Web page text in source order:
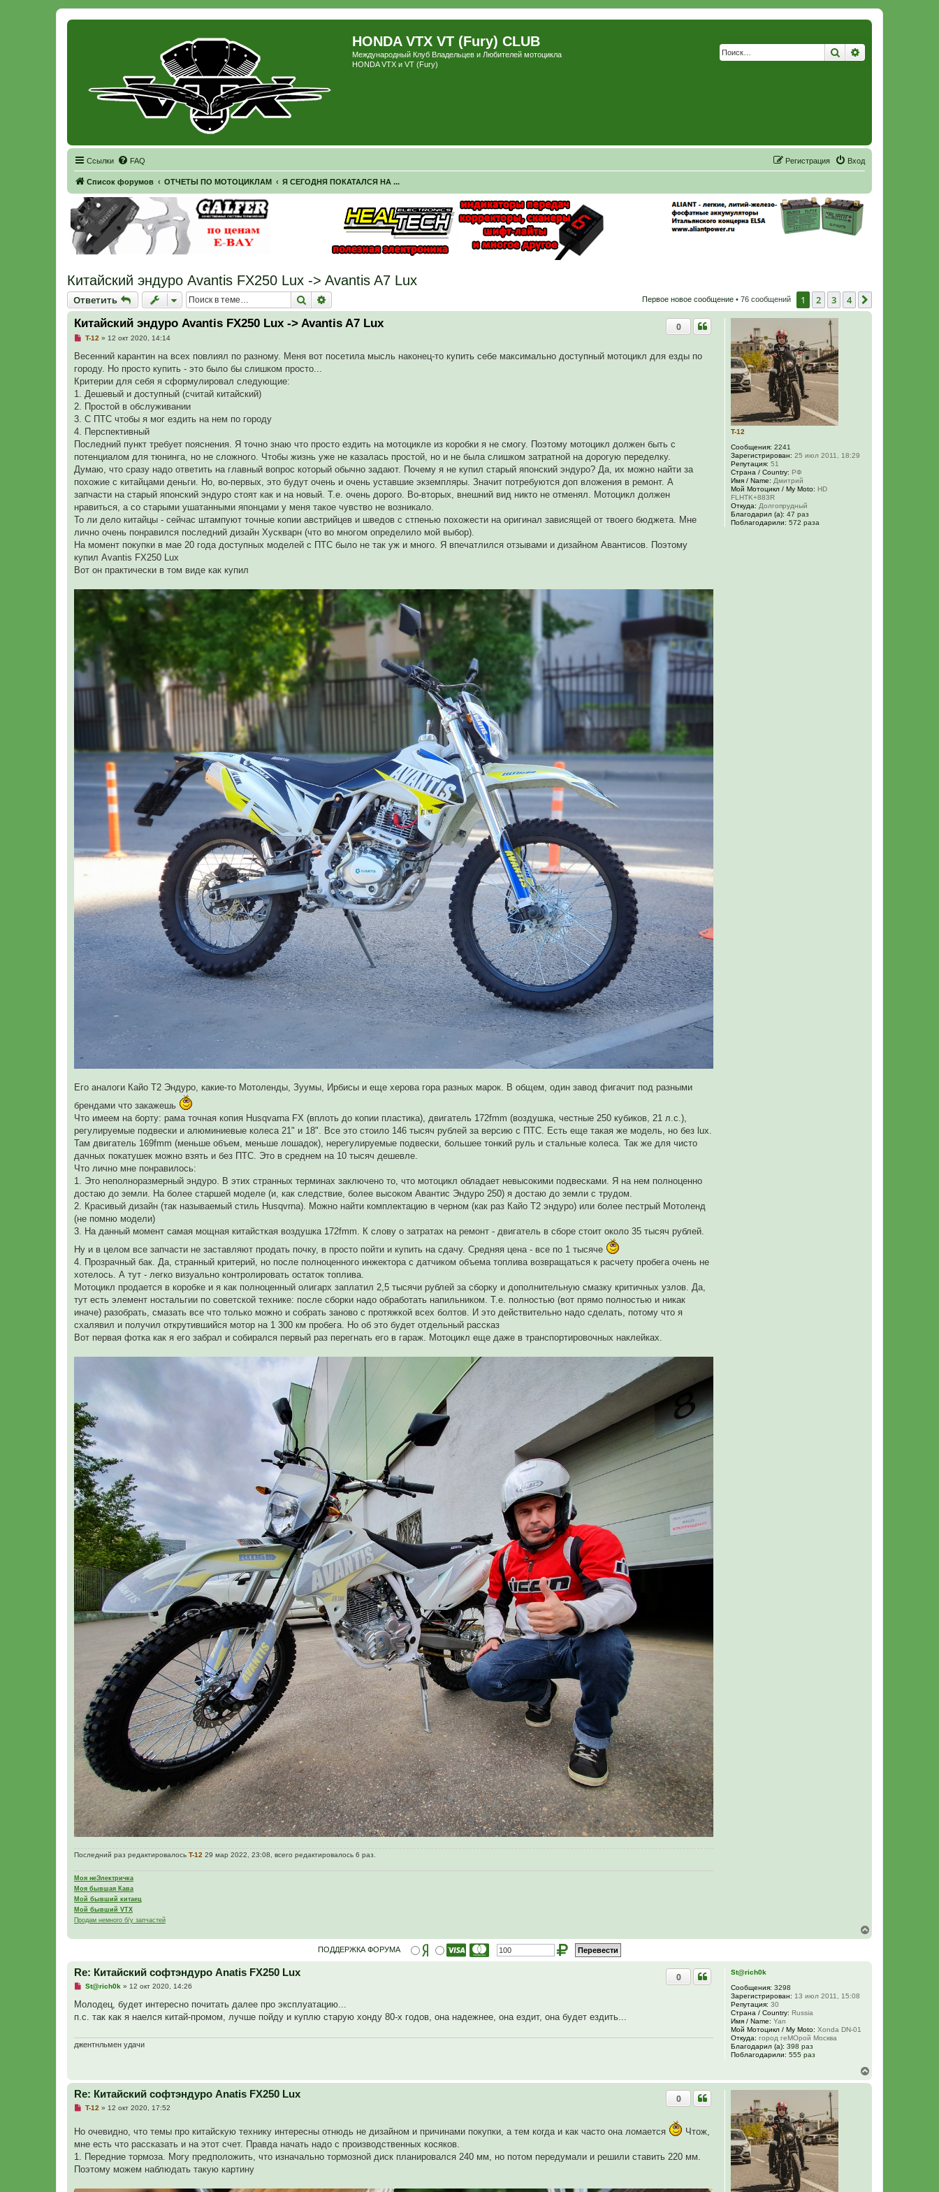
HONDA VTX VT (Fury) CLUB
Международный Клуб Владельцев и Любителей мотоцикла
HONDA VTX и VT (Fury)
Поиск
Ссылки FAQ Вход
Регистрация
Список форумов ОТЧЕТЫ ПО МОТОЦИКЛАМ Я СЕГОДНЯ ПОКАТАЛСЯ НА ...
Китайский эндуро Avantis FX250 Lux -> Avantis A7 Lux
Ответить
Ответить Поиск Первое новое сообщение • 76 сообщений 1 2 3 4
T-12
Сообщения: 2241
Зарегистрирован: 25 июл 2011, 18:29
Репутация: 51
Страна / Country: РФ
Имя / Name: Дмитрий
Мой Мотоцикл / My Moto: HD
FLHTK+883R
Откуда: Долгопрудный
Благодарил (а): 47 раз
Поблагодарили: 572 раза
Китайский эндуро Avantis FX250 Lux -> Avantis A7 Lux 0
Н
п
о
ч
т
а
н
о
с
о
б
щ
н
и
T-12 » 12 окт 2020, 14:14
Весенний карантин на всех повлиял по разному. Меня вот посетила мысль наконец-то купить себе максимально доступный мотоцикл для езды по
городу. Но просто купить - это было бы слишком просто...
Критерии для себя я сформулировал следующие:
1. Дешевый и доступный (считай китайский)
2. Простой в обслуживании
3. С ПТС чтобы я мог ездить на нем по городу
4. Перспективный
Последний пункт требует пояснения. Я точно знаю что просто ездить на мотоцикле из коробки я не смогу. Поэтому мотоцикл должен быть с
потенциалом для тюнинга, но не сложного. Чтобы жизнь уже не казалась простой, но и не была слишком затратной на дорогую переделку.
Думаю, что сразу надо ответить на главный вопрос который обычно задают. Почему я не купил старый японский эндуро? Да, их можно найти за
похожие с китайцами деньги. Но, во-первых, это будут очень и очень уставшие экземпляры. Значит потребуются доп вложения в ремонт. А
запчасти на старый японский эндуро стоят как и на новый. Т.е. очень дорого. Во-вторых, внешний вид никто не отменял. Мотоцикл должен
нравиться, а со старыми ушатанными японцами у меня такое чувство не возникало.
То ли дело китайцы - сейчас штампуют точные копии австрийцев и шведов с стпенью похожести на оригинал зависящей от твоего бюджета. Мне
лично очень понравился последний дизайн Хускварн (что во многом определило мой выбор).
На момент покупки в мае 20 года доступных моделей с ПТС было не так уж и много. Я впечатлился отзывами и дизайном Авантисов. Поэтому
купил Avantis FX250 Lux
Вот он практически в том виде как купил
Его аналоги Кайо Т2 Эндуро, какие-то Мотоленды, Зуумы, Ирбисы и еще херова гора разных марок. В общем, один завод фигачит под разными
брендами что закажешь
Что имеем на борту: рама точная копия Husqvarna FX (вплоть до копии пластика), двигатель 172fmm (воздушка, честные 250 кубиков, 21 л.с.),
регулируемые подвески и алюминиевые колеса 21" и 18". Все это стоило 146 тысяч рублей за версию с ПТС. Есть еще такая же модель, но без lux.
Там двигатель 169fmm (меньше объем, меньше лошадок), нерегулируемые подвески, большее тонкий руль и стальные колеса. Так же для чисто
дачных покатушек можно взять и без ПТС. Это в среднем на 10 тысяч дешевле.
Что лично мне понравилось:
1. Это неполноразмерный эндуро. В этих странных терминах заключено то, что мотоцикл обладает невысокими подвесками. Я на нем полноценно
достаю до земли. На более старшей моделе (и, как следствие, более высоком Авантис Эндуро 250) я достаю до земли с трудом.
2. Красивый дизайн (так называемый стиль Husqvrna). Можно найти комплектацию в черном (как раз Кайо Т2 эндуро) или более пестрый Мотоленд
(не помню модели)
3. На данный момент самая мощная китайсткая воздушка 172fmm. К слову о затратах на ремонт - двигатель в сборе стоит около 35 тысяч рублей.
Ну и в целом все запчасти не заставляют продать почку, в просто пойти и купить на сдачу. Средняя цена - все по 1 тысяче
4. Прозрачный бак. Да, странный критерий, но после полноценного инжектора с датчиком объема топлива возвращаться к расчету пробега очень не
хотелось. А тут - легко визуально контролировать остаток топлива.
Мотоцикл продается в коробке и я как полноценный олигарх заплатил 2,5 тысячи рублей за сборку и дополнительную смазку критичных узлов. Да,
тут есть элемент ностальгии по советской технике: после сборки надо обработать напильником. Т.е. полностью (вот прямо полностью и никак
иначе) разобрать, смазать все что только можно и собрать заново с протяжкой всех болтов. И это действительно надо сделать, потому что я
схалявил и получил открутившийся мотор на 1 300 км пробега. Но об это будет отдельный рассказ
Вот первая фотка как я его забрал и собирался первый раз перегнать его в гараж. Мотоцикл еще даже в транспортировочных наклейках.
Последний раз редактировалось T-12 29 мар 2022, 23:08, всего редактировалось 6 раз.
Моя неЭлектричка
Моя бывшая Кава
Мой бывший китаец
Мой бывший VTX
Продам немного б/у запчастей
у
ПОДДЕРЖКА ФОРУМА
St@rich0k
Сообщения: 3298
Зарегистрирован: 13 июл 2011, 15:08
Репутация: 30
Страна / Country: Russia
Имя / Name: Yan
Мой Мотоцикл / My Moto: Xonda DN-01
Откуда: город геМОрой Москва
Благодарил (а): 398 раз
Поблагодарили: 555 раз
Re: Китайский софтэндуро Anatis FX250 Lux 0
Н
п
о
т
с
е
н
и
е
St@rich0k » 12 окт 2020, 14:26
Молодец, будет интересно почитать далее про эксплуатацию...
п.с. так как я наелся китай-промом, лучше пойду и куплю старую хонду 80-х годов, она надежнее, она ездит, она будет ездить...
джентнльмен удачи
Re: Китайский софтэндуро Anatis FX250 Lux 0
Н
р
ч
а
T-12 » 12 окт 2020, 17:52
Но очевидно, что темы про китайскую технику интересны отнюдь не дизайном и причинами покупки, а тем когда и как часто она ломается
Чтож,
мне есть что рассказать и на этот счет. Правда начать надо с производственных косяков.
1. Передние тормоза. Могу предположить, что изначально тормозной диск планировался 240 мм, но потом передумали и решили ставить 220 мм.
Поэтому можем наблюдать такую картину